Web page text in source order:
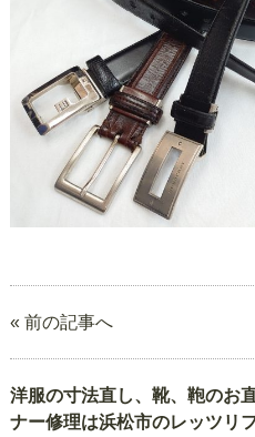
« 前の記事へ
洋服の寸法直し、靴、鞄のお
ナー修理は浜松市のレッツリ